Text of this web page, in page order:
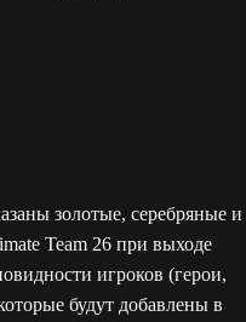
золотые, серебряные и
Team 26 при выходе
игроков (герои,
будут добавлены в